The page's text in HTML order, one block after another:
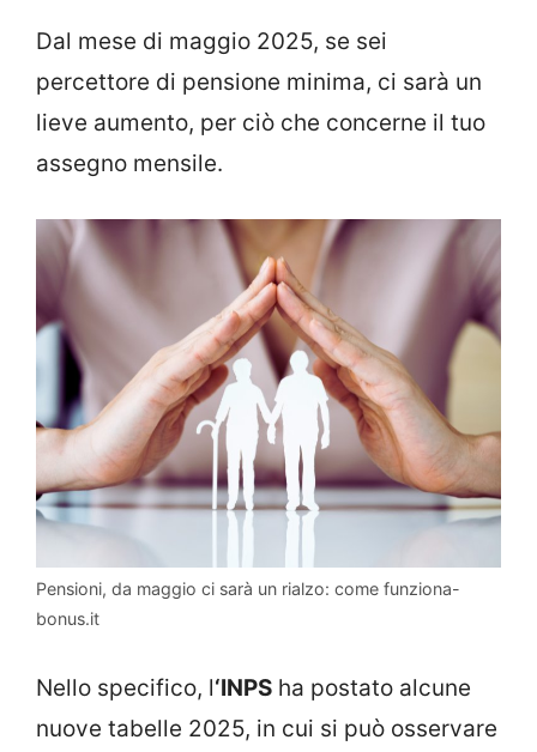
Dal mese di maggio 2025, se sei
percettore di pensione minima, ci sarà un
lieve aumento, per ciò che concerne il tuo
assegno mensile.
Pensioni, da maggio ci sarà un rialzo: come funziona-
bonus.it
Nello specifico, l‘INPS ha postato alcune
nuove tabelle 2025, in cui si può osservare